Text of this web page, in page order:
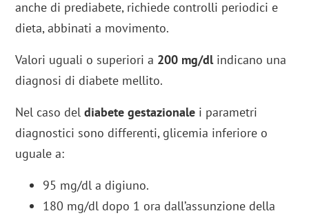
anche di prediabete, richiede controlli periodici e
dieta, abbinati a movimento.
Valori uguali o superiori a 200 mg/dlindicano una
diagnosi di diabete mellito.
Nel caso deldiabete gestazionale i parametri
diagnostici sono differenti, glicemia inferiore o
uguale a:
95 mg/dl a digiuno.
180 mg/dl dopo 1 ora dall’assunzione della